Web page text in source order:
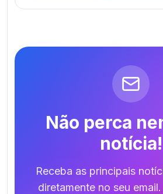
Não perca
notícia!
Receba as principais
diretamente no seu